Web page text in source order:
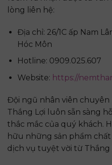
lòng liên hệ:
Địa chỉ: 26/1C ấp Nam
Hóc Môn
Hotline: 0909.025.607
Website: https://
Đội ngũ nhân viên chuyên
Thắng Lợi luôn sẵn sàng
thắc mắc của quý khách.
hữu những sản phẩm
dịch vụ tuyệt vời từ Thắng